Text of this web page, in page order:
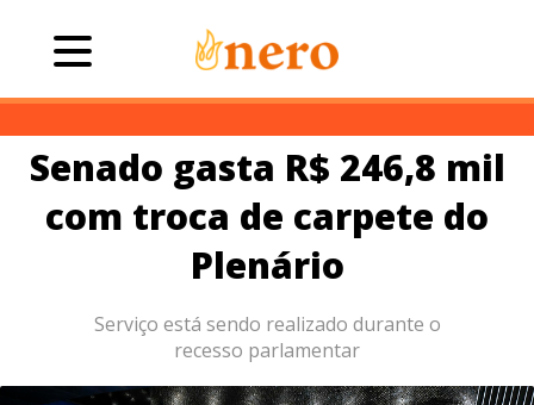
Senado gasta R$ 246,8 mil
com troca de carpete do
Plenário
Serviço está sendo realizado durante o
recesso parlamentar